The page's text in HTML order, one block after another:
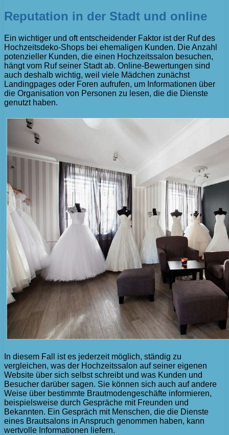
Reputation in der Stadt und online
Ein wichtiger und oft entscheidender Faktor ist der Ruf des
Hochzeitsdeko-Shops bei ehemaligen Kunden. Die Anzahl
potenzieller Kunden, die einen Hochzeitssalon besuchen,
hängt vom Ruf seiner Stadt ab. Online-Bewertungen sind
auch deshalb wichtig, weil viele Mädchen zunächst
Landingpages oder Foren aufrufen, um Informationen über
die Organisation von Personen zu lesen, die die Dienste
genutzt haben.
In diesem Fall ist es jederzeit möglich, ständig zu
vergleichen, was der Hochzeitssalon auf seiner eigenen
Website über sich selbst schreibt und was Kunden und
Besucher darüber sagen. Sie können sich auch auf andere
Weise über bestimmte Brautmodengeschäfte informieren,
beispielsweise durch Gespräche mit Freunden und
Bekannten. Ein Gespräch mit Menschen, die die Dienste
eines Brautsalons in Anspruch genommen haben, kann
wertvolle Informationen liefern.